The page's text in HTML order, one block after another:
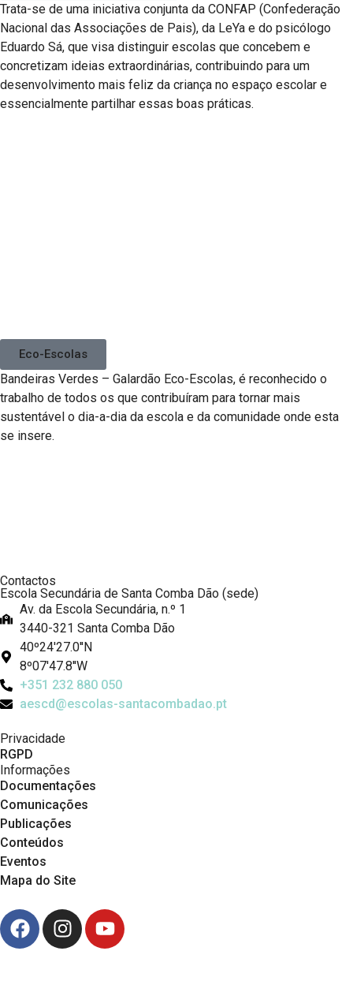
Trata-se de uma iniciativa conjunta da CONFAP (Confederação
Nacional das Associações de Pais), da LeYa e do psicólogo
Eduardo Sá, que visa distinguir escolas que concebem e
concretizam ideias extraordinárias, contribuindo para um
desenvolvimento mais feliz da criança no espaço escolar e
essencialmente partilhar essas boas práticas.
Eco-Escolas
Bandeiras Verdes – Galardão Eco-Escolas, é reconhecido o
trabalho de todos os que contribuíram para tornar mais
sustentável o dia-a-dia da escola e da comunidade onde esta
se insere.
Contactos
Escola Secundária de Santa Comba Dão (sede)
Av. da Escola Secundária, n.º 1
3440-321 Santa Comba Dão
40º24'27.0''N
8º07'47.8''W
+351 232 880 050
aescd@escolas-santacombadao.pt
Privacidade
RGPD
Informações
Documentações
Comunicações
Publicações
Conteúdos
Eventos
Mapa do Site